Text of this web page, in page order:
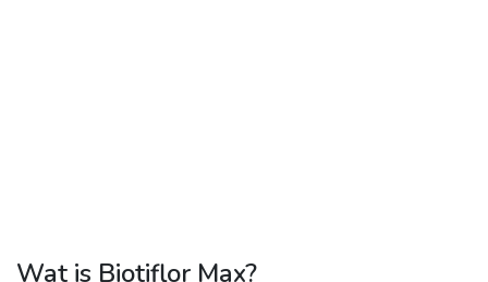
Wat is Biotiflor Max?